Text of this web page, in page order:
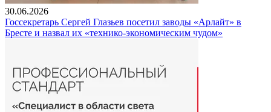
30.06.2026
Госсекретарь Сергей Глазьев посетил заводы «Арлайт» в
Бресте и назвал их «технико-экономическим чудом»